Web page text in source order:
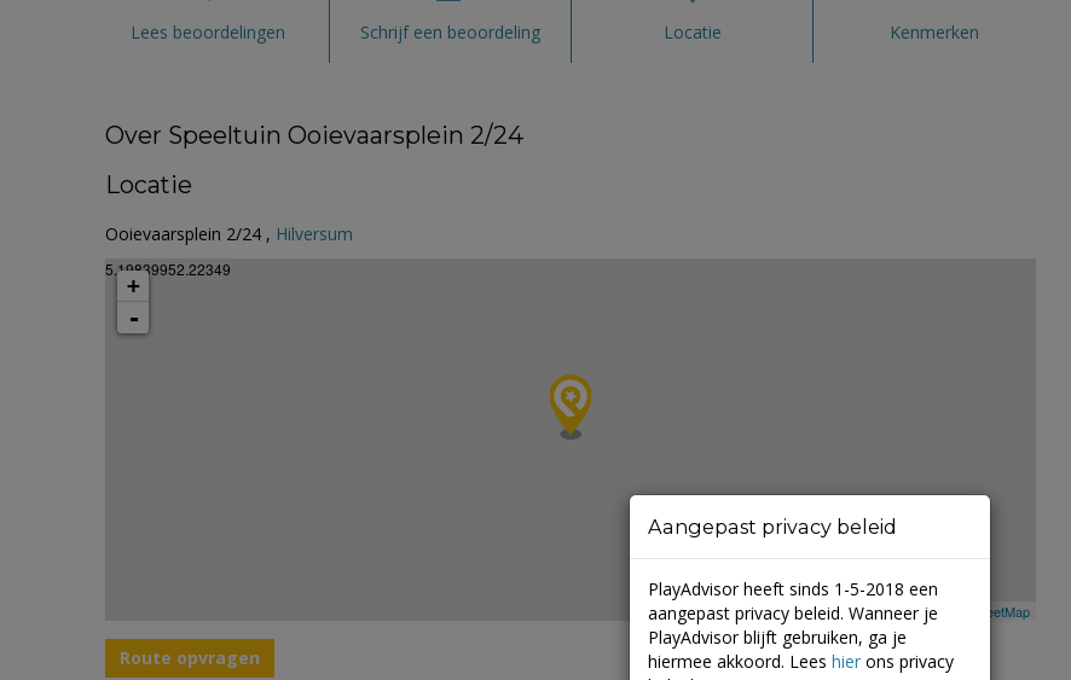
Lees beoordelingen Schrijf een beoordeling Locatie Kenmerken
Over Speeltuin Ooievaarsplein 2/24
Locatie
Ooievaarsplein 2/24 , Hilversum
5.19839952.22349
+
-
Leaflet | ©Mapbox © OpenStreetMap
Route opvragen
Aangepast privacy beleid
PlayAdvisor heeft sinds 1-5-2018 een
aangepast privacy beleid. Wanneer je
PlayAdvisor blijft gebruiken, ga je
hiermee akkoord. Lees hier ons privacy